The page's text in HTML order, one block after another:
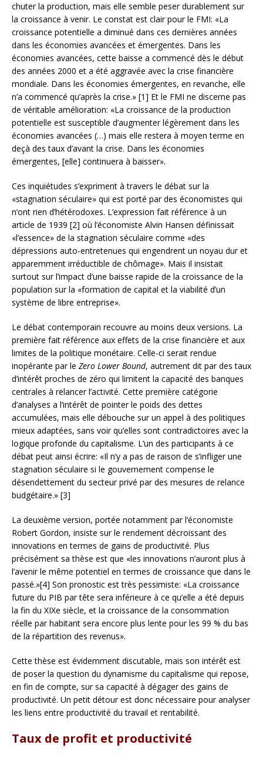
chuter la production, mais elle semble peser durablement sur
la croissance à venir. Le constat est clair pour le FMI: «La
croissance potentielle a diminué dans ces dernières années
dans les économies avancées et émergentes. Dans les
économies avancées, cette baisse a commencé dès le début
des années 2000 et a été aggravée avec la crise financière
mondiale. Dans les économies émergentes, en revanche, elle
n’a commencé qu’après la crise.» [1] Et le FMI ne discerne pas
de véritable amélioration: «La croissance de la production
potentielle est susceptible d’augmenter légèrement dans les
économies avancées (…) mais elle restera à moyen terme en
deçà des taux d’avant la crise. Dans les économies
émergentes, [elle] continuera à baisser».
Ces inquiétudes s’expriment à travers le débat sur la
«stagnation séculaire» qui est porté par des économistes qui
n’ont rien d’hétérodoxes. L’expression fait référence à un
article de 1939 [2] où l’économiste Alvin Hansen définissait
«l’essence» de la stagnation séculaire comme «des
dépressions auto-entretenues qui engendrent un noyau dur et
apparemment irréductible de chômage». Mais il insistait
surtout sur l’impact d’une baisse rapide de la croissance de la
population sur la «formation de capital et la viabilité d’un
système de libre entreprise».
Le débat contemporain recouvre au moins deux versions. La
première fait référence aux effets de la crise financière et aux
limites de la politique monétaire. Celle-ci serait rendue
inopérante par le Zero Lower Bound, autrement dit par des taux
d’intérêt proches de zéro qui limitent la capacité des banques
centrales à relancer l’activité. Cette première catégorie
d’analyses a l’intérêt de pointer le poids des dettes
accumulées, mais elle débouche sur un appel à des politiques
mieux adaptées, sans voir qu’elles sont contradictoires avec la
logique profonde du capitalisme. L’un des participants à ce
débat peut ainsi écrire: «Il n’y a pas de raison de s’infliger une
stagnation séculaire si le gouvernement compense le
désendettement du secteur privé par des mesures de relance
budgétaire.» [3]
La deuxième version, portée notamment par l’économiste
Robert Gordon, insiste sur le rendement décroissant des
innovations en termes de gains de productivité. Plus
précisément sa thèse est que «les innovations n’auront plus à
l’avenir le même potentiel en termes de croissance que dans le
passé.»[4] Son pronostic est très pessimiste: «La croissance
future du PIB par tête sera inférieure à ce qu’elle a été depuis
la fin du XIXe siècle, et la croissance de la consommation
réelle par habitant sera encore plus lente pour les 99 % du bas
de la répartition des revenus».
Cette thèse est évidemment discutable, mais son intérêt est
de poser la question du dynamisme du capitalisme qui repose,
en fin de compte, sur sa capacité à dégager des gains de
productivité. Un petit détour est donc nécessaire pour analyser
les liens entre productivité du travail et rentabilité.
Taux de profit et productivité